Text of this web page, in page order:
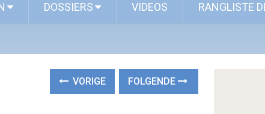
DOSSIERS VIDEOS RANGLISTE
VORIGE FOLGENDE